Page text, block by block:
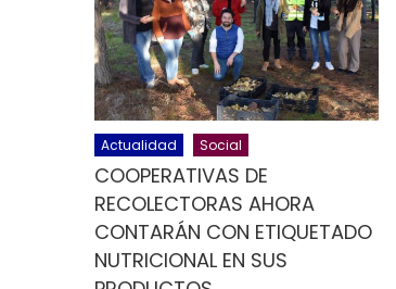
Actualidad Social
COOPERATIVAS DE
RECOLECTORAS AHORA
CONTARÁN CON ETIQUETADO
NUTRICIONAL EN SUS